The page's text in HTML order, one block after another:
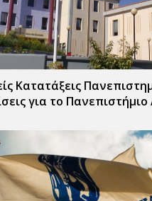
Κατατάξεις
για το Πανεπιστήμιο